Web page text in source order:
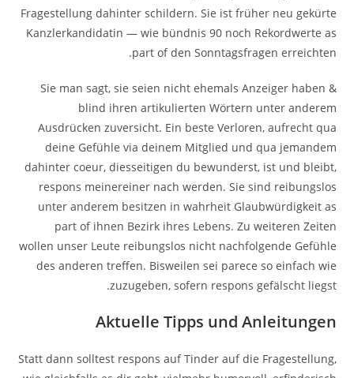
Fragestellung dahinter schildern. Sie ist früher neu gekürte
Kanzlerkandidatin — wie bündnis 90 noch Rekordwerte as
part of den Sonntagsfragen erreichten.
Sie man sagt, sie seien nicht ehemals Anzeiger haben &
blind ihren artikulierten Wörtern unter anderem
Ausdrücken zuversicht. Ein beste Verloren, aufrecht qua
deine Gefühle via deinem Mitglied und qua jemandem
dahinter coeur, diesseitigen du bewunderst, ist und bleibt,
respons meinereiner nach werden. Sie sind reibungslos
unter anderem besitzen in wahrheit Glaubwürdigkeit as
part of ihnen Bezirk ihres Lebens. Zu weiteren Zeiten
wollen unser Leute reibungslos nicht nachfolgende Gefühle
des anderen treffen. Bisweilen sei parece so einfach wie
zuzugeben, sofern respons gefälscht liegst.
Aktuelle Tipps und Anleitungen
Statt dann solltest respons auf Tinder auf die Fragestellung,